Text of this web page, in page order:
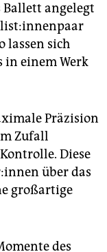
Ballett angelegt
lassen sich
in einem Werk
Präzision
Zufall
Diese
über das
großartige
des